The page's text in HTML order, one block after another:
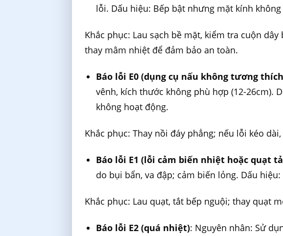
lỗi. Dấu hiệu: Bếp bật nhưng mặt kính
Khắc phục: Lau sạch bề mặt, kiểm tra cuộn
thay mâm nhiệt để đảm bảo an toàn.
Báo lỗi E0 (dụng cụ nấu không tương
vênh, kích thước không phù hợp (12-26cm).
không hoạt động.
Khắc phục: Thay nồi đáy phẳng; nếu lỗi kéo
Báo lỗi E1 (lỗi cảm biến nhiệt hoặc quạt
do bụi bẩn, va đập; cảm biến lỏng. Dấu
Khắc phục: Lau quạt, tắt bếp nguội; thay quạt
Báo lỗi E2 (quá nhiệt): Nguyên nhân: Sử